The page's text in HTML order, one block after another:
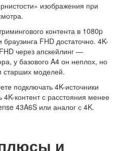
изображения при
контента в 1080p
FHD достаточно. 4K-
через апскейлинг —
у базового A4 он неплох, но
старших моделей.
подключать 4K-источники
контент с расстояния менее
43A6S или аналог с 4K.
и